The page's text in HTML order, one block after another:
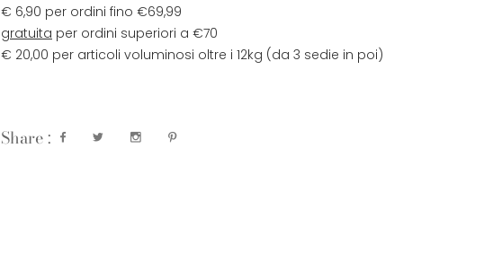
€ 6,90 per ordini fino €69,99
gratuita per ordini superiori a €70
€ 20,00 per articoli voluminosi oltre i 12kg (da 3 sedie in poi)
Share :